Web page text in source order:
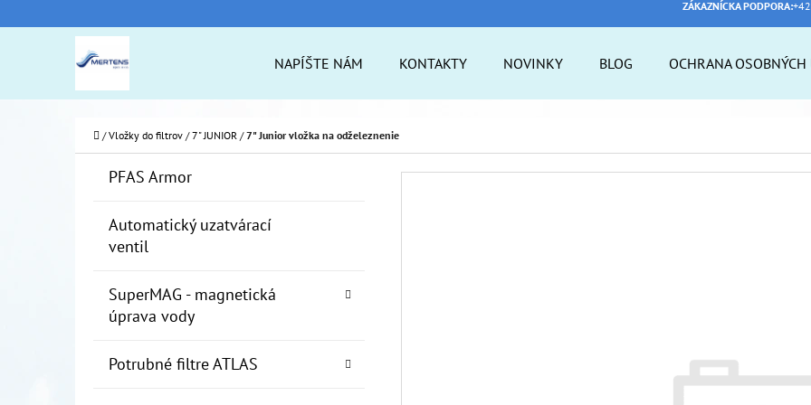
ZÁKAZNÍCKA PODPORA:
NAPÍŠTE NÁM KONTAKTY NOVINKY BLOG OCHRANA OSOBNÝCH
Domov
/ Vložky do filtrov / 7" JUNIOR / 7" Junior vložka na odželeznenie
Preskočiť
PFAS Armor
Automatický uzatvárací
ventil
SuperMAG - magnetická
úprava vody
Potrubné filtre ATLAS
Í
do
obchodu
do
obchodu